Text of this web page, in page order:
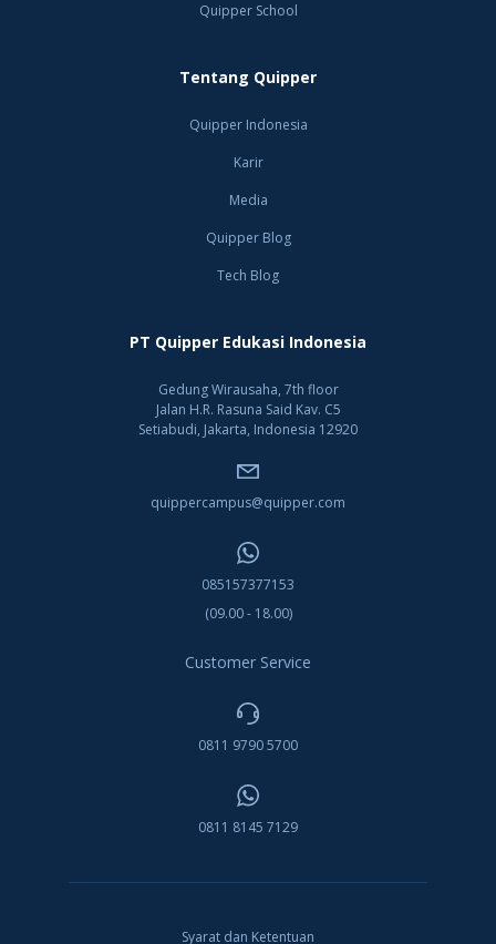
Quipper School
Tentang Quipper
Quipper Indonesia
Karir
Media
Quipper Blog
Tech Blog
PT Quipper Edukasi Indonesia
Gedung Wirausaha, 7th floor
Jalan H.R. Rasuna Said Kav. C5
Setiabudi, Jakarta, Indonesia 12920
quippercampus@quipper.com
085157377153
(09.00 - 18.00)
Customer Service
0811 9790 5700
0811 8145 7129
Syarat dan Ketentuan